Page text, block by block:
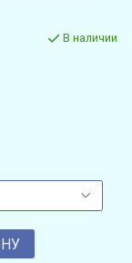
В наличии